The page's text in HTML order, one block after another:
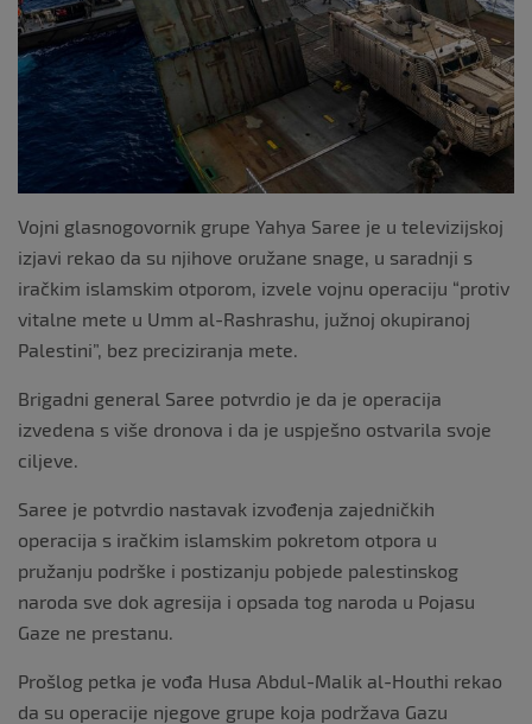
Vojni glasnogovornik grupe Yahya Saree je u televizijskoj
izjavi rekao da su njihove oružane snage, u saradnji s
iračkim islamskim otporom, izvele vojnu operaciju “protiv
vitalne mete u Umm al-Rashrashu, južnoj okupiranoj
Palestini”, bez preciziranja mete.
Brigadni general Saree potvrdio je da je operacija
izvedena s više dronova i da je uspješno ostvarila svoje
ciljeve.
Saree je potvrdio nastavak izvođenja zajedničkih
operacija s iračkim islamskim pokretom otpora u
pružanju podrške i postizanju pobjede palestinskog
naroda sve dok agresija i opsada tog naroda u Pojasu
Gaze ne prestanu.
Prošlog petka je vođa Husa Abdul-Malik al-Houthi rekao
da su operacije njegove grupe koja podržava Gazu